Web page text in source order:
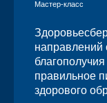
Мастер-класс
направлений
правильное
здорового